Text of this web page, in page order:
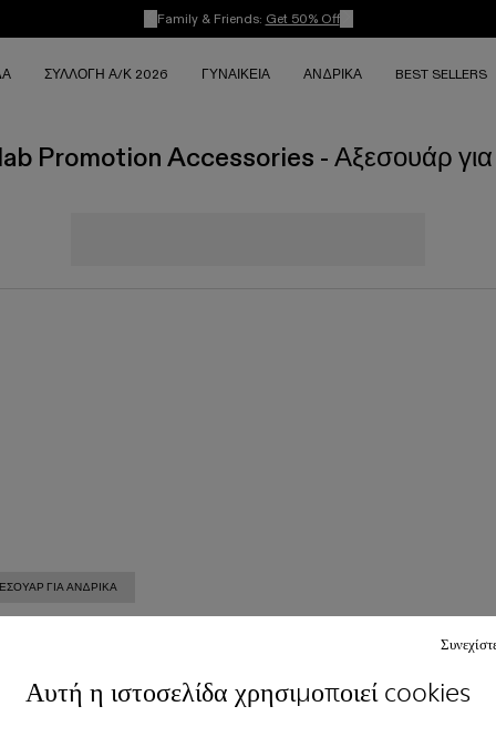
Αυτή η ιστοσελίδα χρησιμοποιεί cookies
Family & Friends: Get 50% Off
ΣΥΛΛΟΓΉ Α/Κ 2026 ΓΥΝΑΙΚΕΊΑ ΑΝΔΡΙΚΆ BEST SELLERS
Promotion Accessories - Αξεσουάρ για
ΓΙΑ ΑΝΔΡΙΚΑ
Αγορές στο
Camper.com
Φροντίδα
πελατών
Camper
ReCamper